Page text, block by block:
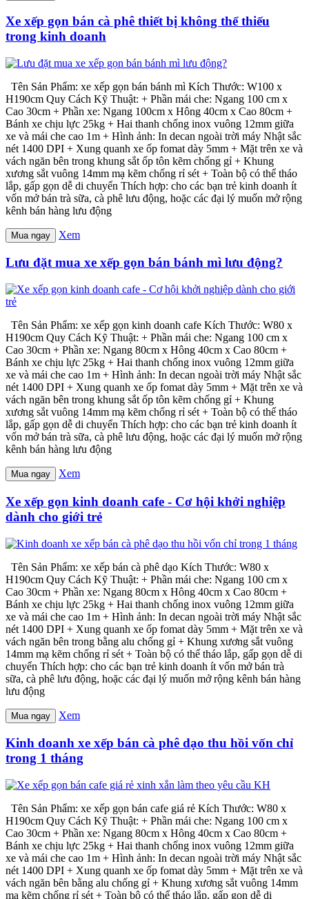
Xe xếp gọn bán cà phê thiết bị không thể thiếu
trong kinh doanh
Tên Sản Phẩm: xe xếp gọn bán bánh mì Kích Thước: W100 x
H190cm Quy Cách Kỹ Thuật: + Phần mái che: Ngang 100 cm x
Cao 30cm + Phần xe: Ngang 100cm x Hông 40cm x Cao 80cm +
Bánh xe chịu lực 25kg + Hai thanh chống inox vuông 12mm giữa
xe và mái che cao 1m + Hình ảnh: In decan ngoài trời máy Nhật sắc
nét 1400 DPI + Xung quanh xe ốp fomat dày 5mm + Mặt trên xe và
vách ngăn bên trong khung sắt ốp tôn kẽm chống gỉ + Khung
xương sắt vuông 14mm mạ kẽm chống rỉ sét + Toàn bộ có thể tháo
lắp, gấp gọn dễ di chuyển Thích hợp: cho các bạn trẻ kinh doanh ít
vốn mở bán trà sữa, cà phê lưu động, hoặc các đại lý muốn mở rộng
kênh bán hàng lưu động
Mua ngay Xem
Lưu đặt mua xe xếp gọn bán bánh mì lưu động?
Tên Sản Phẩm: xe xếp gọn kinh doanh cafe Kích Thước: W80 x
H190cm Quy Cách Kỹ Thuật: + Phần mái che: Ngang 100 cm x
Cao 30cm + Phần xe: Ngang 80cm x Hông 40cm x Cao 80cm +
Bánh xe chịu lực 25kg + Hai thanh chống inox vuông 12mm giữa
xe và mái che cao 1m + Hình ảnh: In decan ngoài trời máy Nhật sắc
nét 1400 DPI + Xung quanh xe ốp fomat dày 5mm + Mặt trên xe và
vách ngăn bên trong khung sắt ốp tôn kẽm chống gỉ + Khung
xương sắt vuông 14mm mạ kẽm chống rỉ sét + Toàn bộ có thể tháo
lắp, gấp gọn dễ di chuyển Thích hợp: cho các bạn trẻ kinh doanh ít
vốn mở bán trà sữa, cà phê lưu động, hoặc các đại lý muốn mở rộng
kênh bán hàng lưu động
Mua ngay Xem
Xe xếp gọn kinh doanh cafe - Cơ hội khởi nghiệp
dành cho giới trẻ
Tên Sản Phẩm: xe xếp bán cà phê dạo Kích Thước: W80 x
H190cm Quy Cách Kỹ Thuật: + Phần mái che: Ngang 100 cm x
Cao 30cm + Phần xe: Ngang 80cm x Hông 40cm x Cao 80cm +
Bánh xe chịu lực 25kg + Hai thanh chống inox vuông 12mm giữa
xe và mái che cao 1m + Hình ảnh: In decan ngoài trời máy Nhật sắc
nét 1400 DPI + Xung quanh xe ốp fomat dày 5mm + Mặt trên xe và
vách ngăn bên trong bằng alu chống gỉ + Khung xương sắt vuông
14mm mạ kẽm chống rỉ sét + Toàn bộ có thể tháo lắp, gấp gọn dễ di
chuyển Thích hợp: cho các bạn trẻ kinh doanh ít vốn mở bán trà
sữa, cà phê lưu động, hoặc các đại lý muốn mở rộng kênh bán hàng
lưu động
Mua ngay Xem
Kinh doanh xe xếp bán cà phê dạo thu hồi vốn chỉ
trong 1 tháng
Tên Sản Phẩm: xe xếp gọn bán cafe giá rẻ Kích Thước: W80 x
H190cm Quy Cách Kỹ Thuật: + Phần mái che: Ngang 100 cm x
Cao 30cm + Phần xe: Ngang 80cm x Hông 40cm x Cao 80cm +
Bánh xe chịu lực 25kg + Hai thanh chống inox vuông 12mm giữa
xe và mái che cao 1m + Hình ảnh: In decan ngoài trời máy Nhật sắc
nét 1400 DPI + Xung quanh xe ốp fomat dày 5mm + Mặt trên xe và
vách ngăn bên bằng alu chống gỉ + Khung xương sắt vuông 14mm
mạ kẽm chống rỉ sét + Toàn bộ có thể tháo lắp, gấp gọn dễ di